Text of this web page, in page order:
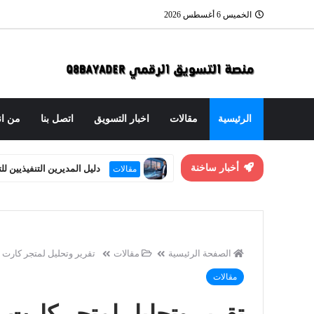
الخميس 6 أغسطس 2026
الرئيسية مقالات اخبار التسويق اتصل بنا من
أخبار ساخنة مقالات العنوان الاستراتيجي:
الصفحة الرئيسية مقالات تقرير وتحليل لمتجر كارت
مقالات